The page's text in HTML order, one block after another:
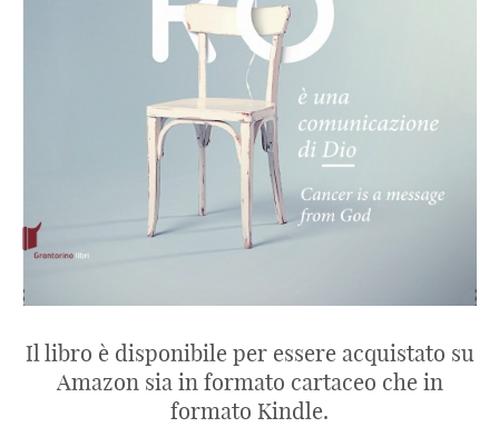
Il libro è disponibile per essere acquistato su
Amazon sia in formato cartaceo che in
formato Kindle.